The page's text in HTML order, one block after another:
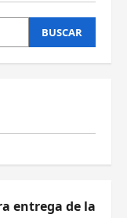
BUSCAR
entrega de la